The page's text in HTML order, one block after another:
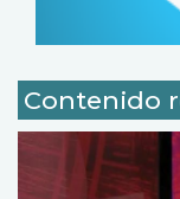
Contenido